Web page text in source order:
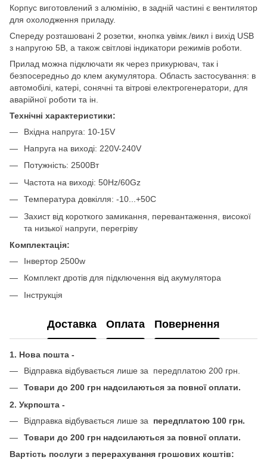
Корпус виготовлений з алюмінію, в задній частині є вентилятор
для охолодження приладу.
Спереду розташовані 2 розетки, кнопка увімк./викл і вихід USB
з напругою 5В, а також світлові індикатори режимів роботи.
Прилад можна підключати як через прикурювач, так і
безпосередньо до клем акумулятора. Область застосування: в
автомобілі, катері, сонячні та вітрові електрогенератори, для
аварійної роботи та ін.
Технічні характеристики:
Вхідна напруга: 10-15V
Напруга на виході: 220V-240V
Потужність: 2500Вт
Частота на виході: 50Hz/60Gz
Температура довкілля: -10...+50С
Захист від короткого замикання, перевантаження, високої
та низької напруги, перегріву
Комплектація:
Інвертор 2500w
Комплект дротів для підключення від акумулятора
Інструкція
Доставка Оплата Повернення
1. Нова пошта -
Відправка відбувається лише за передплатою 200 грн.
Товари до 200 грн надсилаються за повної оплати.
2. Укрпошта -
Відправка відбувається лише за передплатою 100 грн.
Товари до 200 грн надсилаються за повної оплати.
Вартість послуги з перерахування грошових коштів: